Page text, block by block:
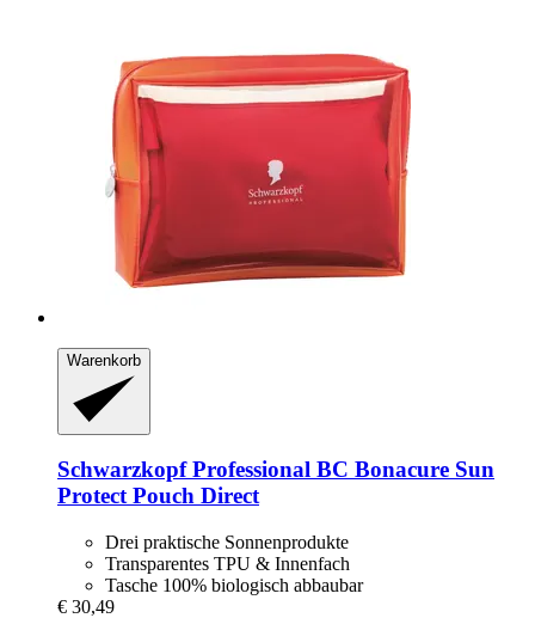
Warenkorb
Schwarzkopf Professional BC Bonacure Sun
Protect Pouch Direct
Drei praktische Sonnenprodukte
Transparentes TPU & Innenfach
Tasche 100% biologisch abbaubar
€ 30,49